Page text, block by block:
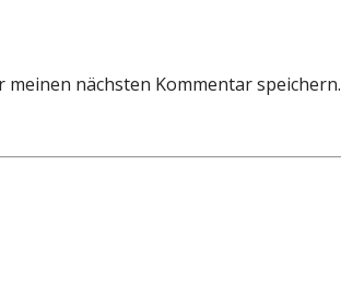
nächsten Kommentar speichern.